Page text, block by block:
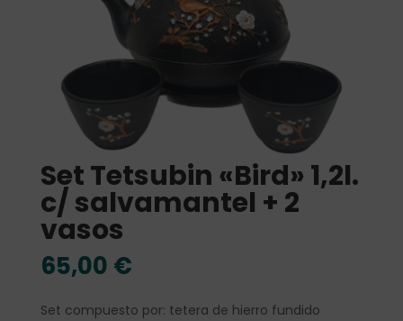
Set Tetsubin «Bird» 1,2l.
c/ salvamantel + 2
vasos
65,00 €
Set compuesto por: tetera de hierro fundido